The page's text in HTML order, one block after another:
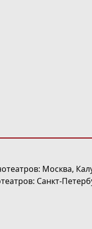
Москва,
Санкт-